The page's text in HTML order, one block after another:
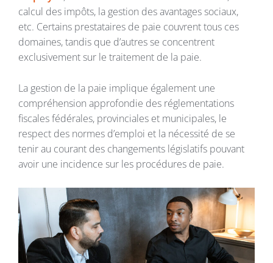
calcul des impôts, la gestion des avantages sociaux,
etc. Certains prestataires de paie couvrent tous ces
domaines, tandis que d’autres se concentrent
exclusivement sur le traitement de la paie.
La gestion de la paie implique également une
compréhension approfondie des réglementations
fiscales fédérales, provinciales et municipales, le
respect des normes d’emploi et la nécessité de se
tenir au courant des changements législatifs pouvant
avoir une incidence sur les procédures de paie.